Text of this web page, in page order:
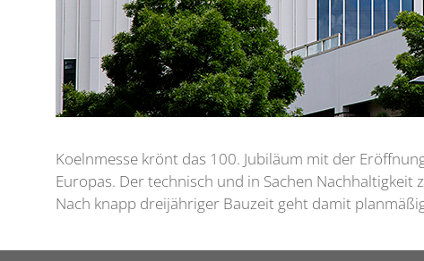
Koelnmesse krönt das 100. Jubiläum mit der
Europas. Der technisch und in Sachen
Nach knapp dreijähriger Bauzeit geht damit